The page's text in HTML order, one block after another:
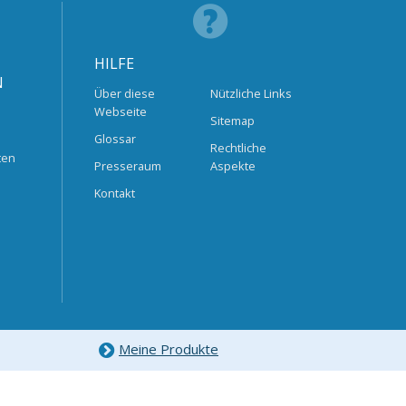
HILFE
Über diese
Webseite
Glossar
Presseraum
Kontakt
Nützliche Links
Sitemap
Rechtliche
Aspekte
Meine Produkte